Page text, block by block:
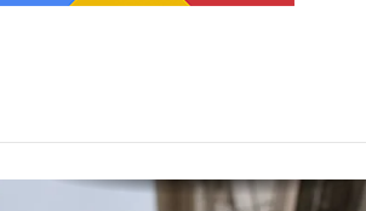
У Нагуєвичах відкрили виставку до
виплати 5 000 грн на «Пакунок